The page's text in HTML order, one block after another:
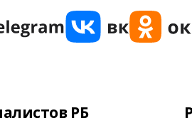
РБ